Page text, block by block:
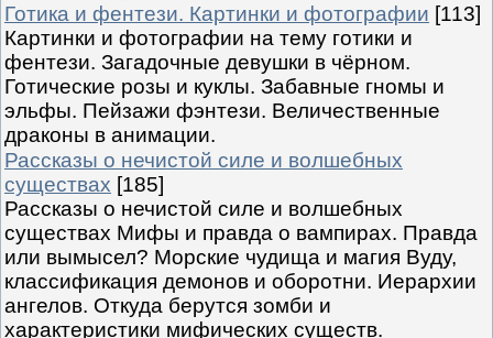
Готика и фентези. Картинки и фотографии [113]
Картинки и фотографии на тему готики и
фентези. Загадочные девушки в чёрном.
Готические розы и куклы. Забавные гномы и
эльфы. Пейзажи фэнтези. Величественные
драконы в анимации.
Рассказы о нечистой силе и волшебных
существах [185]
Рассказы о нечистой силе и волшебных
существах Мифы и правда о вампирах. Правда
или вымысел? Морские чудища и магия Вуду,
классификация демонов и оборотни. Иерархии
ангелов. Откуда берутся зомби и
характеристики мифических существ.